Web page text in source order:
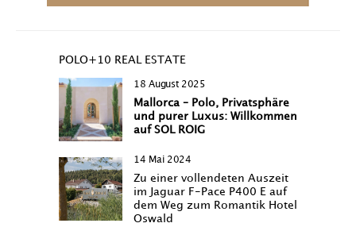
POLO+10 REAL ESTATE
18 August 2025
Mallorca – Polo, Privatsphäre
und purer Luxus: Willkommen
auf SOL ROIG
14 Mai 2024
Zu einer vollendeten Auszeit
im Jaguar F-Pace P400 E auf
dem Weg zum Romantik Hotel
Oswald